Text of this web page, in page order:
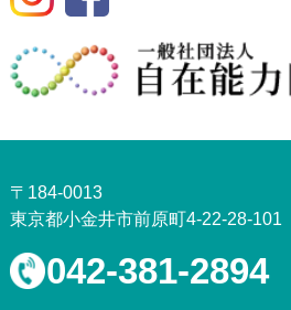
〒184-0013
東京都小金井市前原町4-22-28-101
042-381-2894